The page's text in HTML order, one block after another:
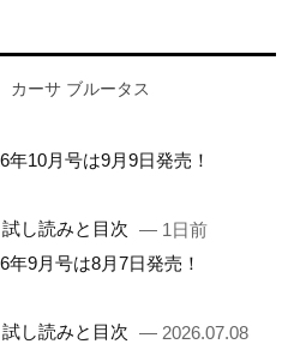
カーサ ブルータス
年10月号は9月9日発売！
し読みと目次 — 1日前
年9月号は8月7日発売！
し読みと目次 — 2026.07.08